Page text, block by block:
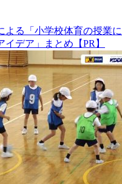
よる「小学校体育の授業に
デア」まとめ【PR】